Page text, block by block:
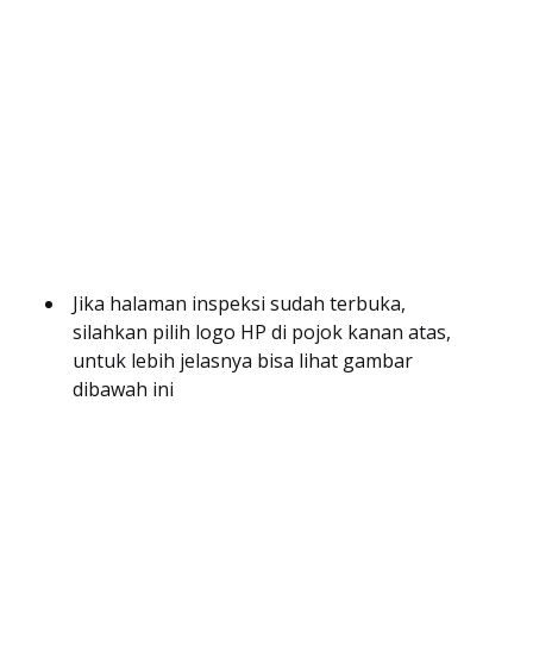
Jika halaman inspeksi sudah terbuka,
silahkan pilih logo HP di pojok kanan atas,
untuk lebih jelasnya bisa lihat gambar
dibawah ini